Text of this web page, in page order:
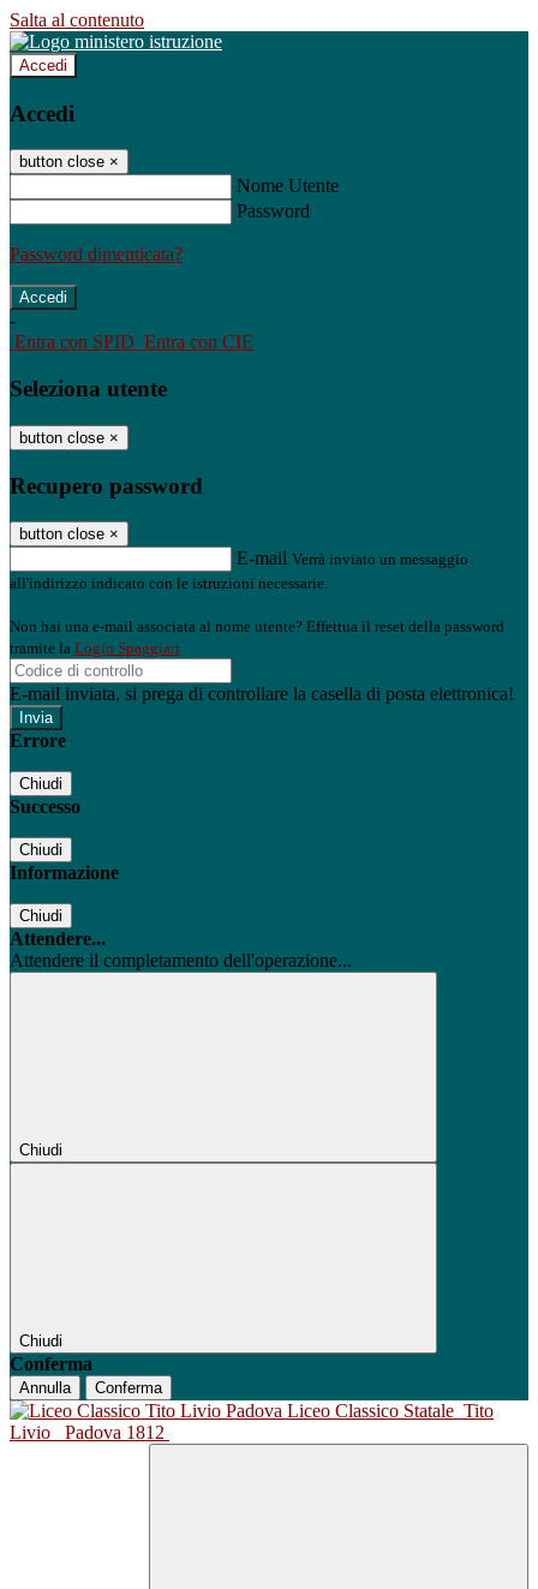
Salta al contenuto
Accedi
Accedi
button close ×
Nome Utente
Password
Password dimenticata?
-
Entra con SPID Entra con CIE
Seleziona utente
button close ×
Recupero password
button close ×
E-mail Verrà inviato un messaggio
all'indirizzo indicato con le istruzioni necessarie.
Non hai una e-mail associata al nome utente? Effettua il reset della password
tramite la Login Spaggiari
E-mail inviata, si prega di controllare la casella di posta elettronica!
Errore
Chiudi
Successo
Chiudi
Informazione
Chiudi
Attendere...
Attendere il completamento dell'operazione...
Chiudi
Chiudi
Conferma
Annulla Conferma
Liceo Classico Statale Tito
Livio
Padova 1812